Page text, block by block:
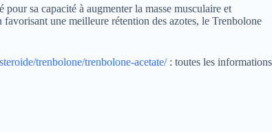
sa capacité à augmenter la masse musculaire et
une meilleure rétention des azotes, le Trenbolone
trenbolone/trenbolone-acetate/: toutes les informations